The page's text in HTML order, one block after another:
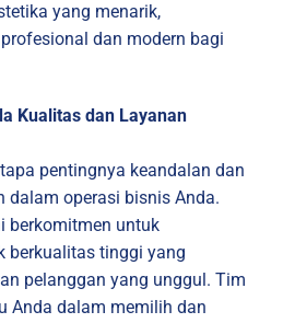
yang menarik,
dan modern bagi
Kualitas dan Layanan
pentingnya keandalan dan
dalam operasi bisnis Anda.
berkomitmen untuk
berkualitas tinggi yang
pelanggan yang unggul. Tim
Anda dalam memilih dan